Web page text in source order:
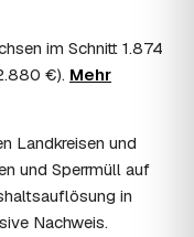
einer
Objekten teils
ordentliche
das Ihr
vor Ort
sein. Viele
Schlüssel und
im Schnitt 1.874
€). Mehr
Landkreisen und
und Sperrmüll auf
in
Nachweis.